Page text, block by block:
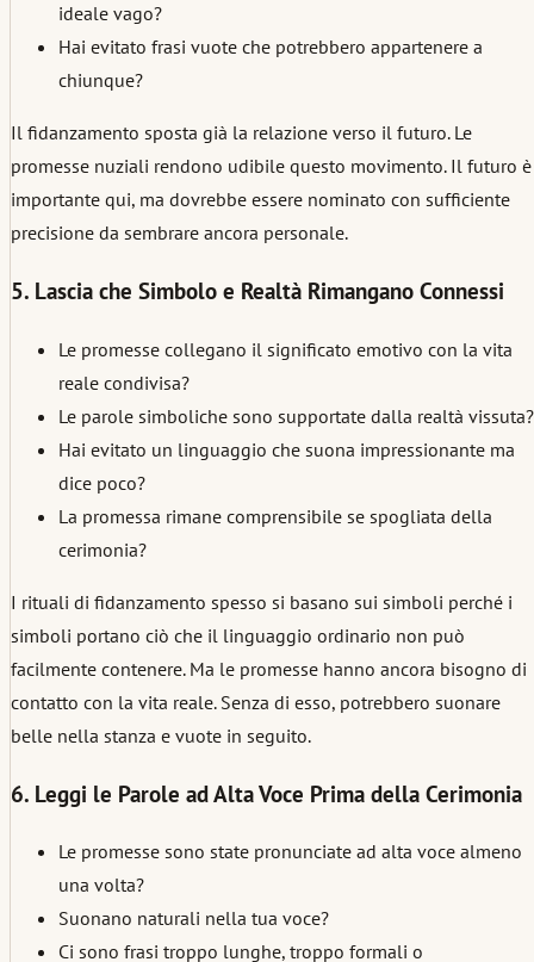
ideale vago?
Hai evitato frasi vuote che potrebbero appartenere a
chiunque?
Il fidanzamento sposta già la relazione verso il futuro. Le
promesse nuziali rendono udibile questo movimento. Il futuro è
importante qui, ma dovrebbe essere nominato con sufficiente
precisione da sembrare ancora personale.
5. Lascia che Simbolo e Realtà Rimangano Connessi
Le promesse collegano il significato emotivo con la vita
reale condivisa?
Le parole simboliche sono supportate dalla realtà vissuta?
Hai evitato un linguaggio che suona impressionante ma
dice poco?
La promessa rimane comprensibile se spogliata della
cerimonia?
I rituali di fidanzamento spesso si basano sui simboli perché i
simboli portano ciò che il linguaggio ordinario non può
facilmente contenere. Ma le promesse hanno ancora bisogno di
contatto con la vita reale. Senza di esso, potrebbero suonare
belle nella stanza e vuote in seguito.
6. Leggi le Parole ad Alta Voce Prima della Cerimonia
Le promesse sono state pronunciate ad alta voce almeno
una volta?
Suonano naturali nella tua voce?
Ci sono frasi troppo lunghe, troppo formali o